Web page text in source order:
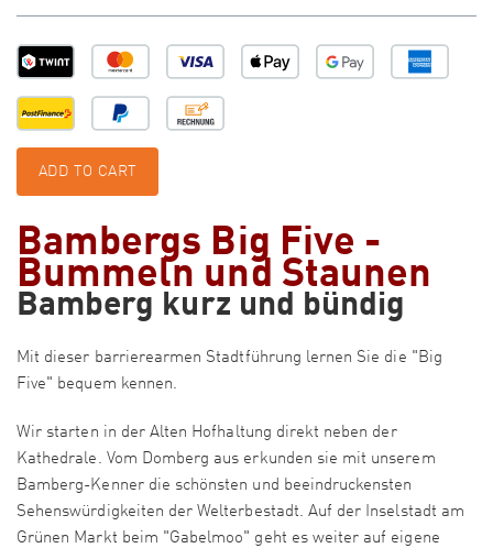
ADD TO CART
Bambergs Big Five -
Bummeln und Staunen
Bamberg kurz und bündig
Mit dieser barrierearmen Stadtführung lernen Sie die "Big
Five" bequem kennen.
Wir starten in der Alten Hofhaltung direkt neben der
Kathedrale. Vom Domberg aus erkunden sie mit unserem
Bamberg-Kenner die schönsten und beeindruckensten
Sehenswürdigkeiten der Welterbestadt. Auf der Inselstadt am
Grünen Markt beim "Gabelmoo" geht es weiter auf eigene